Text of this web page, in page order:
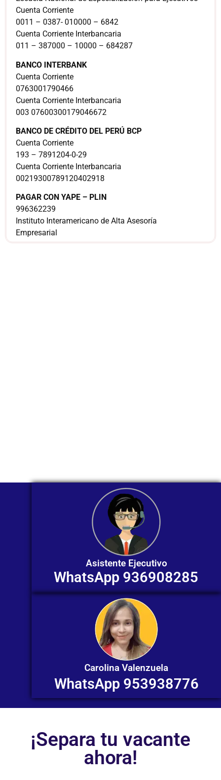
Cuenta Corriente
0011 – 0387- 010000 – 6842
Cuenta Corriente Interbancaria
011 – 387000 – 10000 – 684287
BANCO INTERBANK
Cuenta Corriente
0763001790466
Cuenta Corriente Interbancaria
003 07600300179046672
BANCO DE CRÉDITO DEL PERÚ BCP
Cuenta Corriente
193 – 7891204-0-29
Cuenta Corriente Interbancaria
00219300789120402918
PAGAR CON YAPE – PLIN
996362239
Instituto Interamericano de Alta Asesoría
Empresarial
Asistente Ejecutivo
WhatsApp 936908285
Carolina Valenzuela
WhatsApp 953938776
¡Separa tu vacante
ahora!